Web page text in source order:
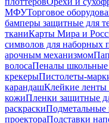
МФУТорговое
бамперы защитные для
тканиКарты Мира и
символов для наборных
арочным механизмом
волосаПеналы школьные
крекерыПистолеты-
карандашКлейкие ленты
кожиПленки защитные
раскраски
проектораПодставки